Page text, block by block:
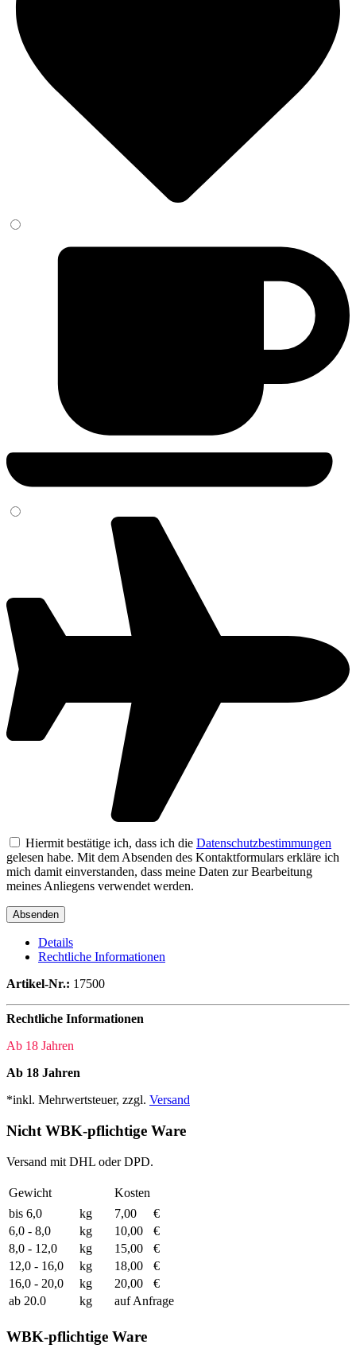
Hiermit bestätige ich, dass ich die Datenschutzbestimmungen
gelesen habe. Mit dem Absenden des Kontaktformulars erkläre ich
mich damit einverstanden, dass meine Daten zur Bearbeitung
meines Anliegens verwendet werden.
Details
Rechtliche Informationen
Artikel-Nr.: 17500
Rechtliche Informationen
Ab 18 Jahren
Ab 18 Jahren
*inkl. Mehrwertsteuer, zzgl. Versand
Nicht WBK-pflichtige Ware
Versand mit DHL oder DPD.
Gewicht
Kosten
bis 6,0
kg 7,00
€
6,0 - 8,0
kg 10,00
€
8,0 - 12,0
kg 15,00
€
12,0 - 16,0
kg 18,00
€
16,0 - 20,0
kg 20,00
€
ab 20.0
kg auf Anfrage
WBK-pflichtige Ware